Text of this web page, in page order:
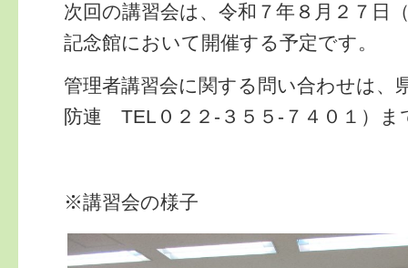
次回の講習会は、令和７年８月２７日
記念館において開催する予定です。
管理者講習会に関する問い合わせは、
防連 TEL０２２-３５５-７４０１）ま
※講習会の様子